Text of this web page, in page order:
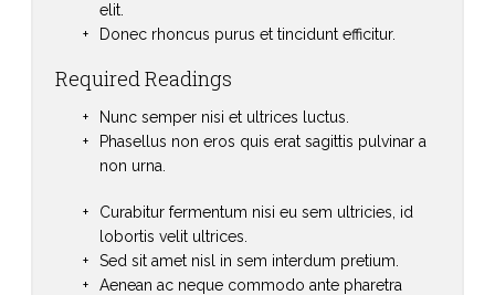
elit.
Donec rhoncus purus et tincidunt efficitur.
Required Readings
Nunc semper nisi et ultrices luctus.
Phasellus non eros quis erat sagittis pulvinar a
non urna.
Curabitur fermentum nisi eu sem ultricies, id
lobortis velit ultrices.
Sed sit amet nisl in sem interdum pretium.
Aenean ac neque commodo ante pharetra